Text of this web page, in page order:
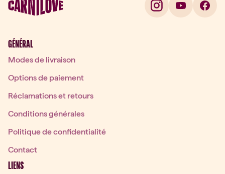
GÉNÉRAL
Modes de livraison
Options de paiement
Réclamations et retours
Conditions générales
Politique de confidentialité
Contact
LIENS